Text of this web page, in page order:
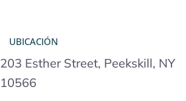
UBICACIÓN
203 Esther Street, Peekskill, NY
10566